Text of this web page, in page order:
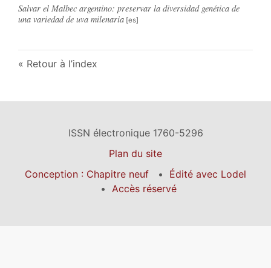
Salvar el Malbec argentino: preservar la diversidad genética de
una variedad de uva milenaria
Retour à l’index
ISSN électronique 1760-5296
Plan du site
Conception : Chapitre neuf
Édité avec Lodel
Accès réservé